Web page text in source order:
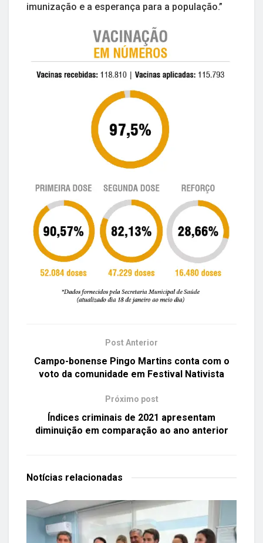
imunização e a esperança para a população.”
Post Anterior
Campo-bonense Pingo Martins conta com o
voto da comunidade em Festival Nativista
Próximo post
Índices criminais de 2021 apresentam
diminuição em comparação ao ano anterior
Notícias relacionadas